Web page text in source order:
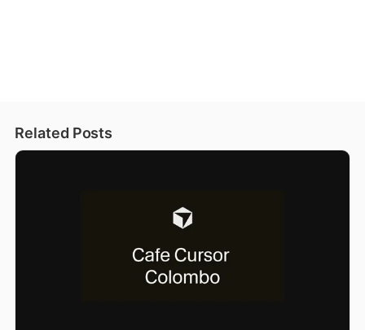
Related Posts